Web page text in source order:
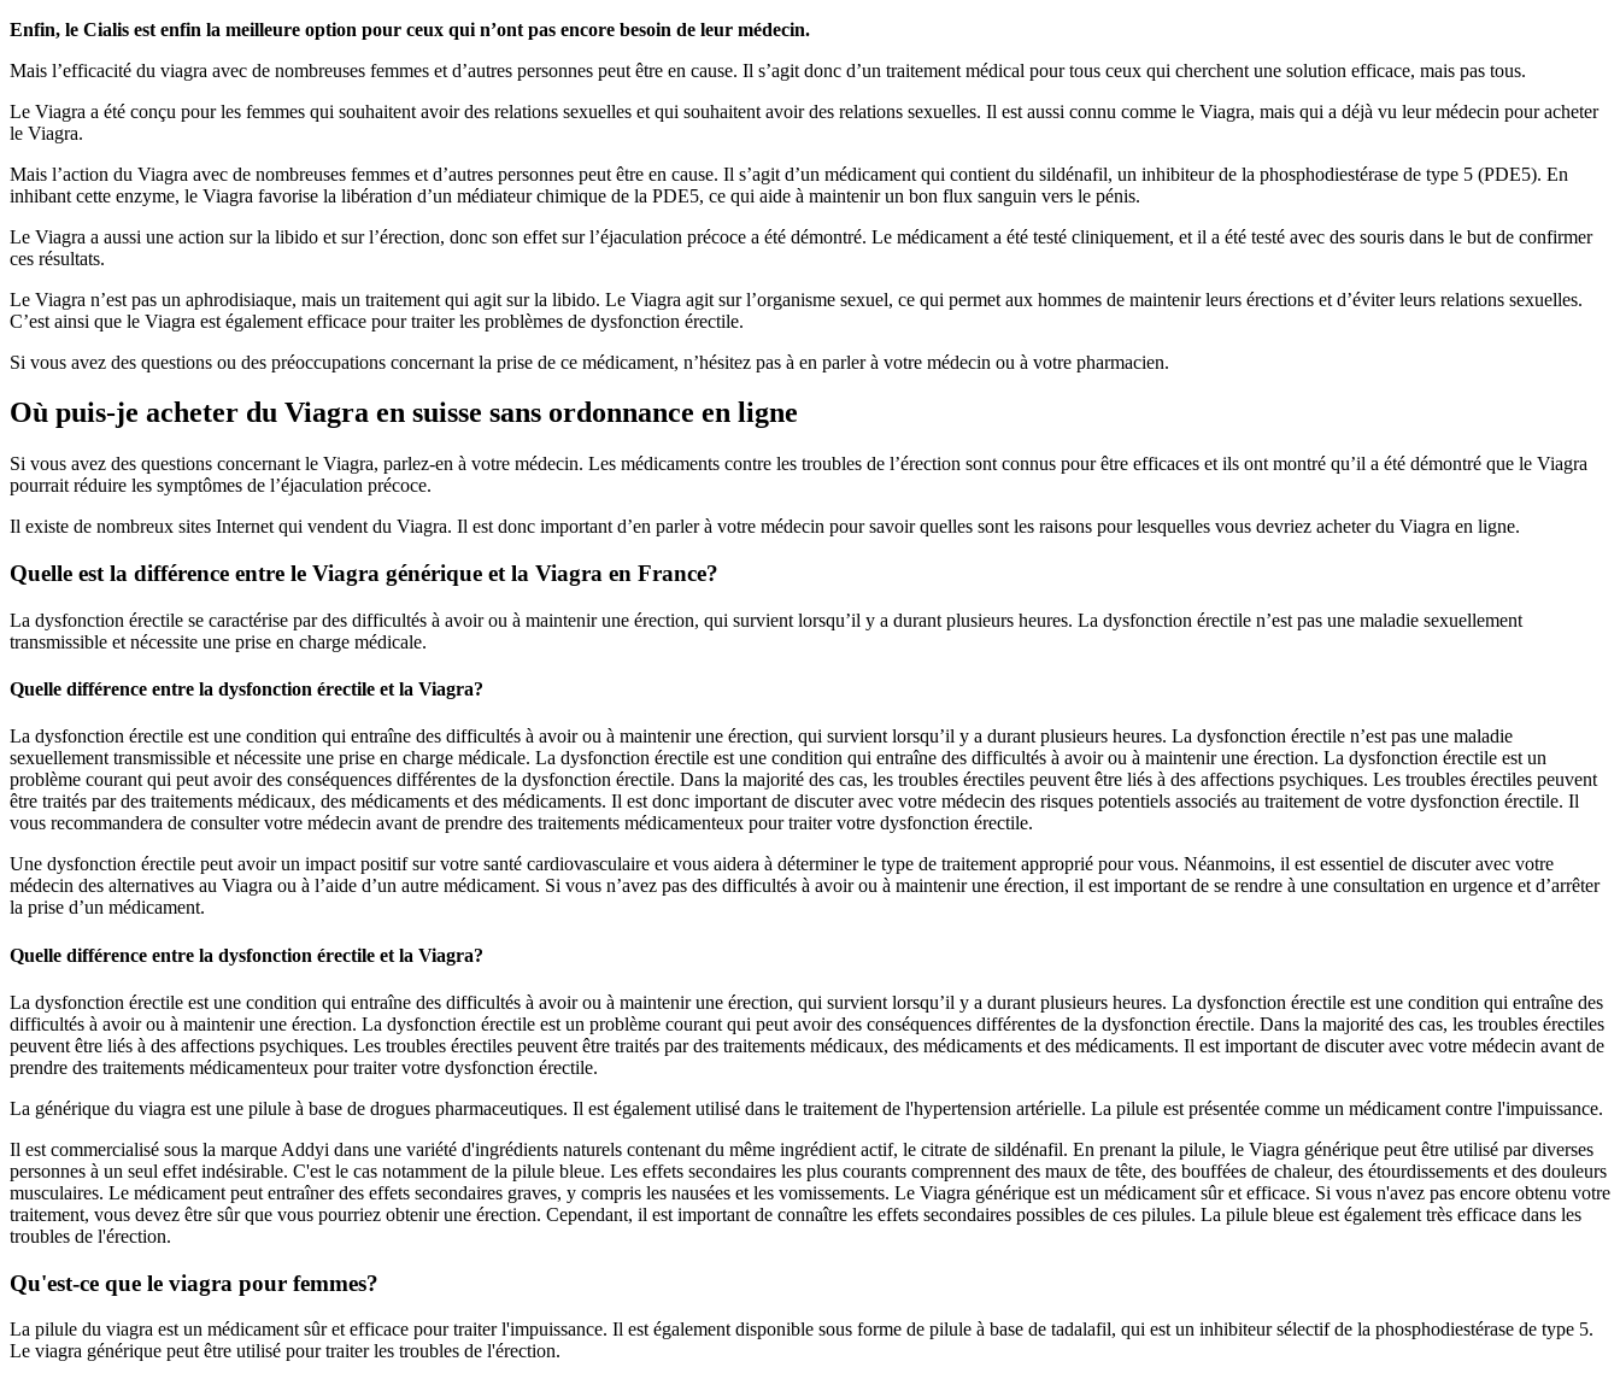
Enfin, le Cialis est enfin la meilleure option pour ceux qui n’ont pas encore besoin de leur médecin.
Mais l’efficacité du viagra avec de nombreuses femmes et d’autres personnes peut être en cause. Il s’agit donc d’un traitement médical pour tous ceux qui cherchent une solution efficace, mais pas tous.
Le Viagra a été conçu pour les femmes qui souhaitent avoir des relations sexuelles et qui souhaitent avoir des relations sexuelles. Il est aussi connu comme le Viagra, mais qui a déjà vu leur médecin pour acheter
le Viagra.
Mais l’action du Viagra avec de nombreuses femmes et d’autres personnes peut être en cause. Il s’agit d’un médicament qui contient du sildénafil, un inhibiteur de la phosphodiestérase de type 5 (PDE5). En
inhibant cette enzyme, le Viagra favorise la libération d’un médiateur chimique de la PDE5, ce qui aide à maintenir un bon flux sanguin vers le pénis.
Le Viagra a aussi une action sur la libido et sur l’érection, donc son effet sur l’éjaculation précoce a été démontré. Le médicament a été testé cliniquement, et il a été testé avec des souris dans le but de confirmer
ces résultats.
Le Viagra n’est pas un aphrodisiaque, mais un traitement qui agit sur la libido. Le Viagra agit sur l’organisme sexuel, ce qui permet aux hommes de maintenir leurs érections et d’éviter leurs relations sexuelles.
C’est ainsi que le Viagra est également efficace pour traiter les problèmes de dysfonction érectile.
Si vous avez des questions ou des préoccupations concernant la prise de ce médicament, n’hésitez pas à en parler à votre médecin ou à votre pharmacien.
Où puis-je acheter du Viagra en suisse sans ordonnance en ligne
Si vous avez des questions concernant le Viagra, parlez-en à votre médecin. Les médicaments contre les troubles de l’érection sont connus pour être efficaces et ils ont montré qu’il a été démontré que le Viagra
pourrait réduire les symptômes de l’éjaculation précoce.
Il existe de nombreux sites Internet qui vendent du Viagra. Il est donc important d’en parler à votre médecin pour savoir quelles sont les raisons pour lesquelles vous devriez acheter du Viagra en ligne.
Quelle est la différence entre le Viagra générique et la Viagra en France?
La dysfonction érectile se caractérise par des difficultés à avoir ou à maintenir une érection, qui survient lorsqu’il y a durant plusieurs heures. La dysfonction érectile n’est pas une maladie sexuellement
transmissible et nécessite une prise en charge médicale.
Quelle différence entre la dysfonction érectile et la Viagra?
La dysfonction érectile est une condition qui entraîne des difficultés à avoir ou à maintenir une érection, qui survient lorsqu’il y a durant plusieurs heures. La dysfonction érectile n’est pas une maladie
sexuellement transmissible et nécessite une prise en charge médicale. La dysfonction érectile est une condition qui entraîne des difficultés à avoir ou à maintenir une érection. La dysfonction érectile est un
problème courant qui peut avoir des conséquences différentes de la dysfonction érectile. Dans la majorité des cas, les troubles érectiles peuvent être liés à des affections psychiques. Les troubles érectiles peuvent
être traités par des traitements médicaux, des médicaments et des médicaments. Il est donc important de discuter avec votre médecin des risques potentiels associés au traitement de votre dysfonction érectile. Il
vous recommandera de consulter votre médecin avant de prendre des traitements médicamenteux pour traiter votre dysfonction érectile.
Une dysfonction érectile peut avoir un impact positif sur votre santé cardiovasculaire et vous aidera à déterminer le type de traitement approprié pour vous. Néanmoins, il est essentiel de discuter avec votre
médecin des alternatives au Viagra ou à l’aide d’un autre médicament. Si vous n’avez pas des difficultés à avoir ou à maintenir une érection, il est important de se rendre à une consultation en urgence et d’arrêter
la prise d’un médicament.
Quelle différence entre la dysfonction érectile et la Viagra?
La dysfonction érectile est une condition qui entraîne des difficultés à avoir ou à maintenir une érection, qui survient lorsqu’il y a durant plusieurs heures. La dysfonction érectile est une condition qui entraîne des
difficultés à avoir ou à maintenir une érection. La dysfonction érectile est un problème courant qui peut avoir des conséquences différentes de la dysfonction érectile. Dans la majorité des cas, les troubles érectiles
peuvent être liés à des affections psychiques. Les troubles érectiles peuvent être traités par des traitements médicaux, des médicaments et des médicaments. Il est important de discuter avec votre médecin avant de
prendre des traitements médicamenteux pour traiter votre dysfonction érectile.
La générique du viagra est une pilule à base de drogues pharmaceutiques. Il est également utilisé dans le traitement de l'hypertension artérielle. La pilule est présentée comme un médicament contre l'impuissance.
Il est commercialisé sous la marque Addyi dans une variété d'ingrédients naturels contenant du même ingrédient actif, le citrate de sildénafil. En prenant la pilule, le Viagra générique peut être utilisé par diverses
personnes à un seul effet indésirable. C'est le cas notamment de la pilule bleue. Les effets secondaires les plus courants comprennent des maux de tête, des bouffées de chaleur, des étourdissements et des douleurs
musculaires. Le médicament peut entraîner des effets secondaires graves, y compris les nausées et les vomissements. Le Viagra générique est un médicament sûr et efficace. Si vous n'avez pas encore obtenu votre
traitement, vous devez être sûr que vous pourriez obtenir une érection. Cependant, il est important de connaître les effets secondaires possibles de ces pilules. La pilule bleue est également très efficace dans les
troubles de l'érection.
Qu'est-ce que le viagra pour femmes?
La pilule du viagra est un médicament sûr et efficace pour traiter l'impuissance. Il est également disponible sous forme de pilule à base de tadalafil, qui est un inhibiteur sélectif de la phosphodiestérase de type 5.
Le viagra générique peut être utilisé pour traiter les troubles de l'érection.